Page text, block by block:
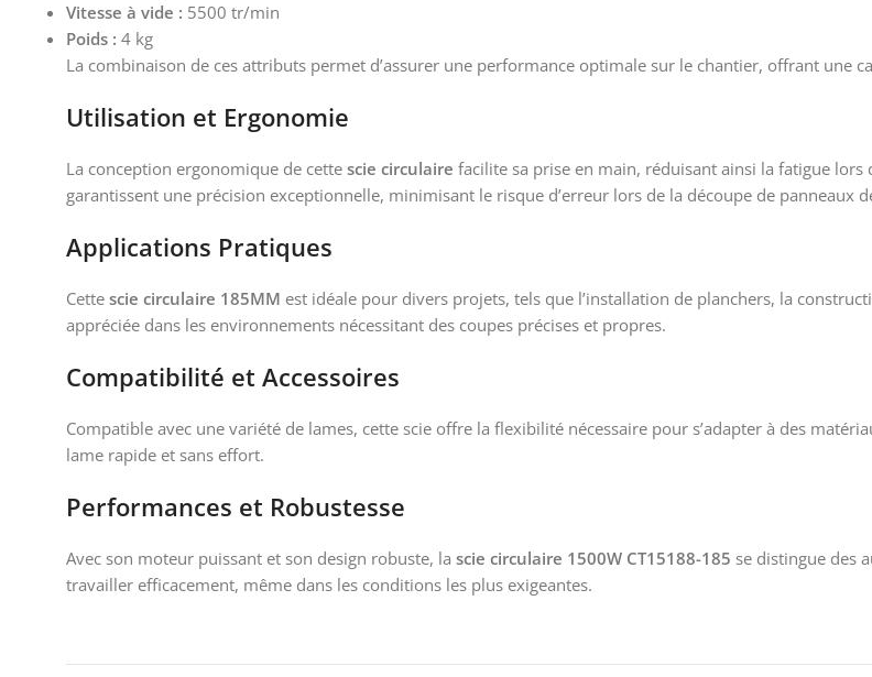
Vitesse à vide : 5500 tr/min
Poids : 4 kg
La combinaison de ces attributs permet d’assurer une performance optimale sur le chantier, offrant une
Utilisation et Ergonomie
La conception ergonomique de cette scie circulaire facilite sa prise en main, réduisant ainsi la fatigue lors
garantissent une précision exceptionnelle, minimisant le risque d’erreur lors de la découpe de panneaux
Applications Pratiques
Cette scie circulaire 185MM est idéale pour divers projets, tels que l’installation de planchers, la
appréciée dans les environnements nécessitant des coupes précises et propres.
Compatibilité et Accessoires
Compatible avec une variété de lames, cette scie offre la flexibilité nécessaire pour s’adapter à des
lame rapide et sans effort.
Performances et Robustesse
Avec son moteur puissant et son design robuste, la scie circulaire 1500W CT15188-185 se distingue des
travailler efficacement, même dans les conditions les plus exigeantes.